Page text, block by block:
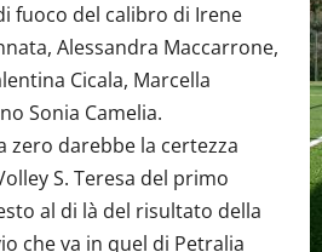
fuoco del calibro di Irene
Alessandra Maccarrone,
Cicala, Marcella
Sonia Camelia.
zero darebbe la certezza
S. Teresa del primo
al di là del risultato della
che va in quel di Petralia